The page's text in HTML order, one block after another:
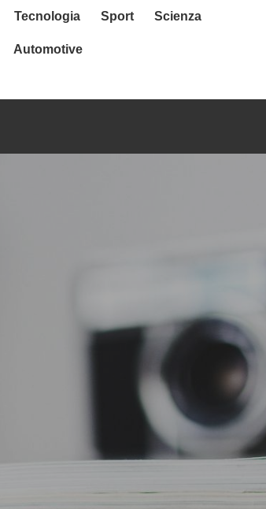
Tecnologia Sport Scienza
Automotive